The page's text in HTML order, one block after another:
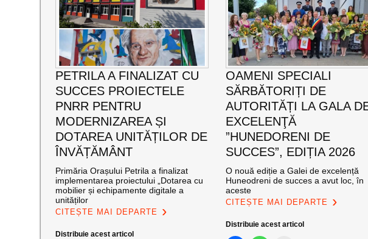
PETRILA A FINALIZAT CU
SUCCES PROIECTELE
PNRR PENTRU
MODERNIZAREA ȘI
DOTAREA UNITĂȚILOR DE
ÎNVĂȚĂMÂNT
Primăria Orașului Petrila a finalizat
implementarea proiectului „Dotarea cu
mobilier și echipamente digitale a
unităților
CITEȘTE MAI DEPARTE
Distribuie acest articol
OAMENI SPECIALI
SĂRBĂTORIȚI DE
AUTORITĂȚI LA GALA
EXCELENŢĂ
”HUNEDORENI DE
SUCCES”, EDIȚIA 2026
O nouă ediție a Galei de excelență
Huneodreni de succes a avut loc, în
aceste
CITEȘTE MAI DEPARTE
Distribuie acest articol